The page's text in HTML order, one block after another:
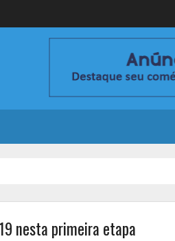
nesta primeira etapa